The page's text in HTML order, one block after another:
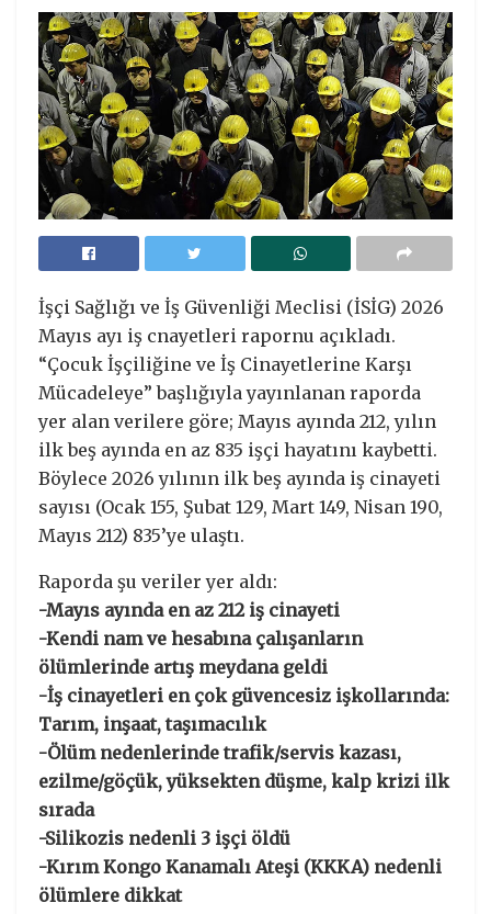
İşçi Sağlığı ve İş Güvenliği Meclisi (İSİG) 2026
Mayıs ayı iş cnayetleri rapornu açıkladı.
“Çocuk İşçiliğine ve İş Cinayetlerine Karşı
Mücadeleye” başlığıyla yayınlanan raporda
yer alan verilere göre; Mayıs ayında 212, yılın
ilk beş ayında en az 835 işçi hayatını kaybetti.
Böylece 2026 yılının ilk beş ayında iş cinayeti
sayısı (Ocak 155, Şubat 129, Mart 149, Nisan 190,
Mayıs 212) 835’ye ulaştı.
Raporda şu veriler yer aldı:
-Mayıs ayında en az 212 iş cinayeti
-Kendi nam ve hesabına çalışanların
ölümlerinde artış meydana geldi
-İş cinayetleri en çok güvencesiz işkollarında:
Tarım, inşaat, taşımacılık
-Ölüm nedenlerinde trafik/servis kazası,
ezilme/göçük, yüksekten düşme, kalp krizi ilk
sırada
-Silikozis nedenli 3 işçi öldü
-Kırım Kongo Kanamalı Ateşi (KKKA) nedenli
ölümlere dikkat